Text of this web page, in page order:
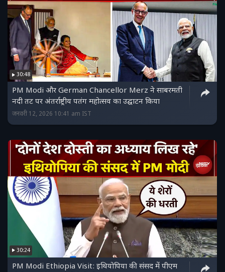
30:48
PM Modi और German Chancellor Merz ने साबरमती
नदी तट पर अंतर्राष्ट्रीय पतंग महोत्सव का उद्घाटन किया
जनवरी 12, 2026 10:41 am IST
30:24
PM Modi Ethiopia Visit: इथियोपिया की संसद में पीएम